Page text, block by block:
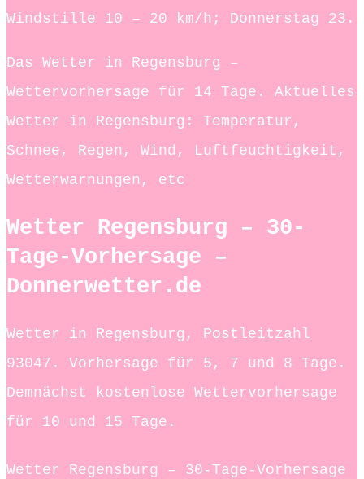
Windstille 10 – 20 km/h; Donnerstag 23.
Das Wetter in Regensburg –
Wettervorhersage für 14 Tage. Aktuelles
Wetter in Regensburg: Temperatur,
Schnee, Regen, Wind, Luftfeuchtigkeit,
Wetterwarnungen, etc
Wetter Regensburg – 30-
Tage-Vorhersage –
Donnerwetter.de
Wetter in Regensburg, Postleitzahl
93047. Vorhersage für 5, 7 und 8 Tage.
Demnächst kostenlose Wettervorhersage
für 10 und 15 Tage.
Wetter Regensburg – 30-Tage-Vorhersage